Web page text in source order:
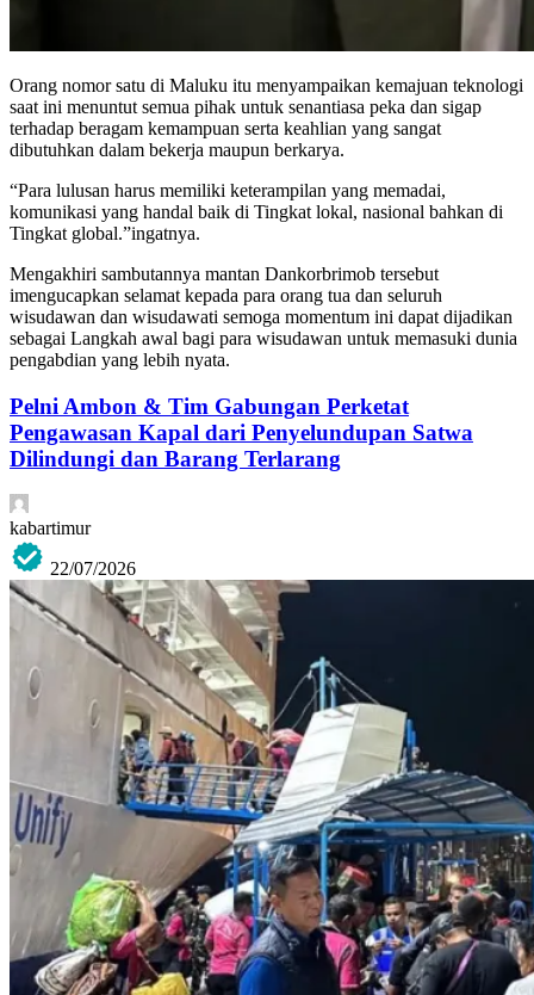
Orang nomor satu di Maluku itu menyampaikan kemajuan teknologi
saat ini menuntut semua pihak untuk senantiasa peka dan sigap
terhadap beragam kemampuan serta keahlian yang sangat
dibutuhkan dalam bekerja maupun berkarya.
“Para lulusan harus memiliki keterampilan yang memadai,
komunikasi yang handal baik di Tingkat lokal, nasional bahkan di
Tingkat global.”ingatnya.
Mengakhiri sambutannya mantan Dankorbrimob tersebut
imengucapkan selamat kepada para orang tua dan seluruh
wisudawan dan wisudawati semoga momentum ini dapat dijadikan
sebagai Langkah awal bagi para wisudawan untuk memasuki dunia
pengabdian yang lebih nyata.
Pelni Ambon & Tim Gabungan Perketat
Pengawasan Kapal dari Penyelundupan Satwa
Dilindungi dan Barang Terlarang
kabartimur
22/07/2026